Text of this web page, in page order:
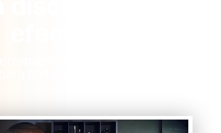
que RightNow Media
fortalecer tu ministerio.